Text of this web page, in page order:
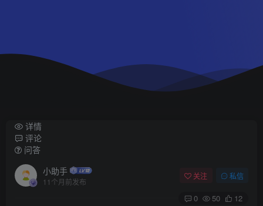
详情
评论
问答
小助手
11个月前发布
关注 私信
0 50 12